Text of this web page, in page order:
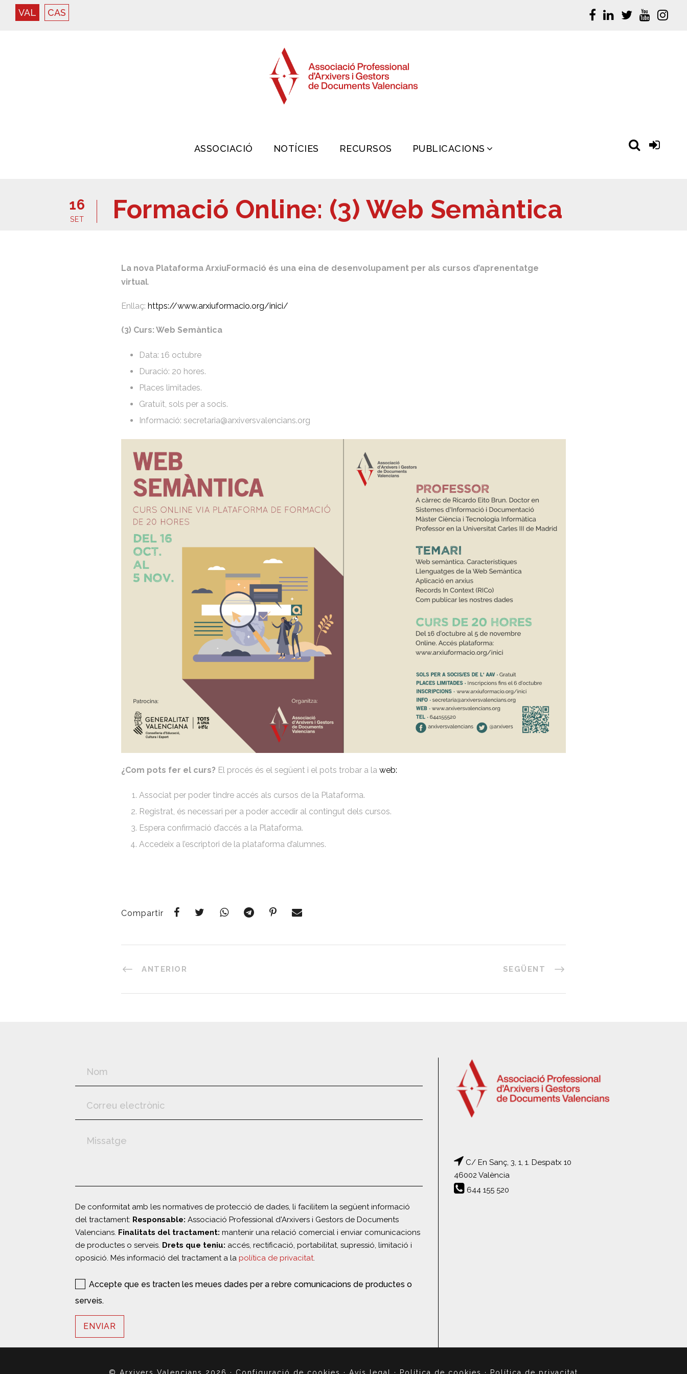
VAL CAS
ASSOCIACIÓ NOTÍCIES RECURSOS PUBLICACIONS
16
SET Formació Online: (3) Web Semàntica
La nova Plataforma ArxiuFormació és una eina de desenvolupament per als cursos d’aprenentatge
virtual.
Enllaç: https://www.arxiuformacio.org/inici/
(3) Curs: Web Semàntica
Data: 16 octubre
Duració: 20 hores.
Places limitades.
Gratuït, sols per a socis.
Informació: secretaria@arxiversvalencians.org
¿Com pots fer el curs? El procés és el següent i el pots trobar a la web:
Associat per poder tindre accés als cursos de la Plataforma.
Registrat, és necessari per a poder accedir al contingut dels cursos.
Espera confirmació d’accés a la Plataforma.
Accedeix a l’escriptori de la plataforma d’alumnes.
Compartir
ANTERIOR SEGÜENT
De conformitat amb les normatives de protecció de dades, li facilitem la següent informació
del tractament: Responsable: Associació Professional d'Arxivers i Gestors de Documents
Valencians. Finalitats del tractament: mantenir una relació comercial i enviar comunicacions
de productes o serveis. Drets que teniu: accés, rectificació, portabilitat, supressió, limitació i
oposició. Més informació del tractament a la política de privacitat
Accepte que es tracten les meues dades per a rebre comunicacions de productes o
serveis.
C/ En Sanç, 3, 1, 1. Despatx 10
46002 València
644 155 520
© Arxivers Valencians 2026 · Configuració de cookies · Avís legal · Política de cookies · Política de privacitat